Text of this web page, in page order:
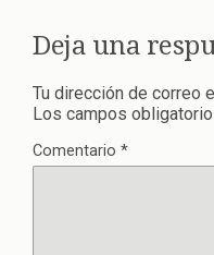
Deja una
Tu dirección de correo
Los campos
Comentario *